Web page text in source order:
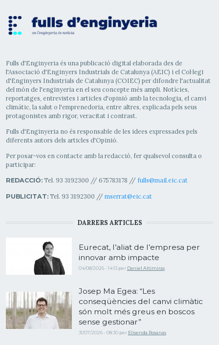
Fulls d'Enginyeria és una publicació digital elaborada des de
l'Associació d'Enginyers Industrials de Catalunya (AEIC) i el Col·legi
d'Enginyers Industrials de Catalunya (COIEC) per difondre l'actualitat
del món de l'enginyeria en el seu concepte més ampli. Notícies,
reportatges, entrevistes i articles d'opinió amb la tecnologia, el canvi
climàtic, la salut o l'emprenedoria, entre altres, explicada pels seus
protagonistes amb rigor, veracitat i contrast.
Fulls d'Enginyeria no és responsable de les idees expressades pels
diferents autors dels articles d'Opinió.
Per posar-vos en contacte amb la redacció, fer qualsevol consulta o
participar:
REDACCIÓ:Tel. 93 3192300 // 675783178 // fulls@mail.eic.cat
PUBLICITAT:Tel. 93 3192300 // mserrat@eic.cat
DARRERS ARTICLES
Eurecat, l’aliat de l’empresa per
innovar amb impacte
04/08/2026 - 14:13 per Daniel Altimiras
Josep Ma Egea: “Les
conseqüències del canvi climàtic
són molt més greus en boscos
sense gestionar”
31/07/2026 - 08:30 per Elisenda Rosanas